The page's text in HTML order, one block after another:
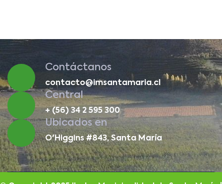
Contáctanos
contacto@imsantamaria.cl
Central
+ (56) 34 2 595 300
Ubicados en
O'Higgins #843, Santa María